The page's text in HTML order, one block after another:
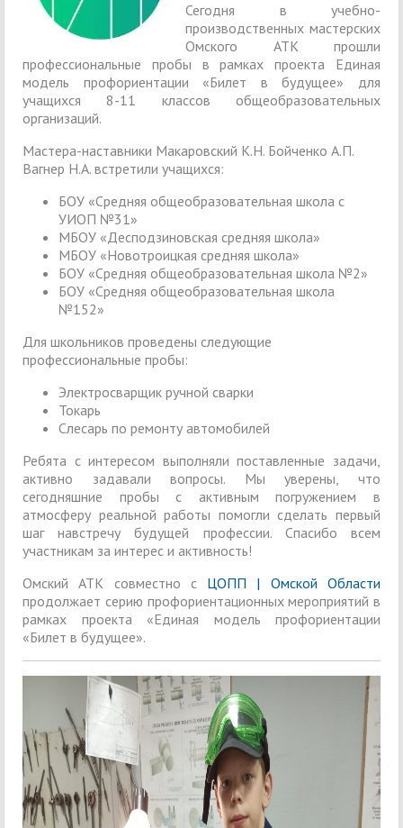
Сегодня в учебно-
производственных мастерских
Омского АТК прошли
профессиональные пробы в рамках проекта Единая
модель профориентации «Билет в будущее» для
учащихся 8-11 классов общеобразовательных
организаций.
Мастера-наставники Макаровский К.Н. Бойченко А.П.
Вагнер Н.А. встретили учащихся:
БОУ «Средняя общеобразовательная школа с
УИОП №31»
МБОУ «Десподзиновская средняя школа»
МБОУ «Новотроицкая средняя школа»
БОУ «Средняя общеобразовательная школа №2»
БОУ «Средняя общеобразовательная школа
№152»
Для школьников проведены следующие
профессиональные пробы:
Электросварщик ручной сварки
Токарь
Слесарь по ремонту автомобилей
Ребята с интересом выполняли поставленные задачи,
активно задавали вопросы. Мы уверены, что
сегодняшние пробы с активным погружением в
атмосферу реальной работы помогли сделать первый
шаг навстречу будущей профессии. Спасибо всем
участникам за интерес и активность!
Омский АТК совместно с ЦОПП | Омской Области
продолжает серию профориентационных мероприятий в
рамках проекта «Единая модель профориентации
«Билет в будущее».